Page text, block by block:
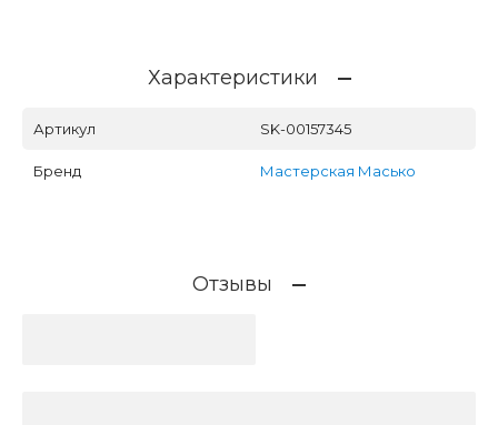
Характеристики
Артикул SK-00157345
Бренд Мастерская Масько
Отзывы